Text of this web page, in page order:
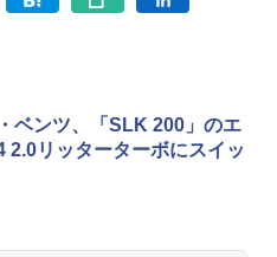
ベンツ、「SLK 200」のエ
2.0リッターターボにスイッ